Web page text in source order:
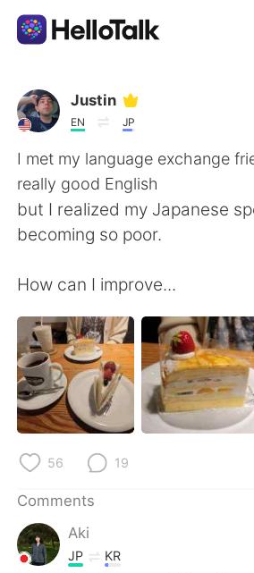
Language Exchange App
AI Grammar Checker
English
Español العربية
Français Deutsch
日本語 한국어
Русский
Indonesia
Türkçe
Justin
EN JP
I met my language exchange
really good English
but I realized my Japanese
becoming so poor.
How can I improve...
56 19
Comments
Aki
JP KR